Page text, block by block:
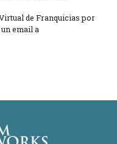
de Franquicias por
email a